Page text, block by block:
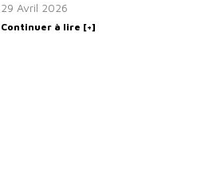
29 Avril 2026
Continuer à lire [+]